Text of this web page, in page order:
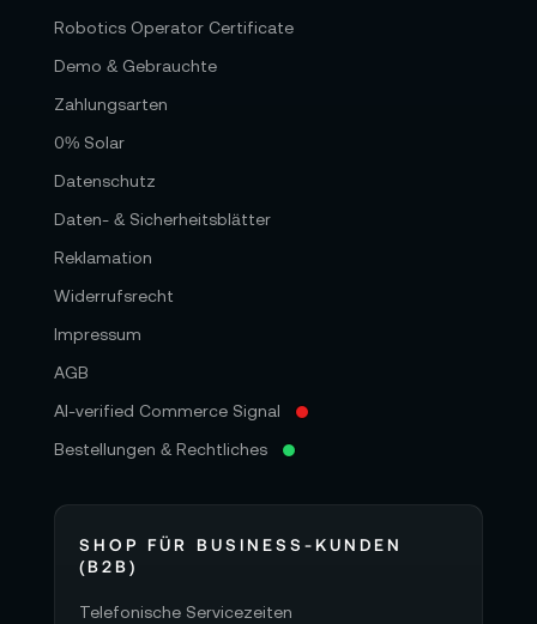
Robotics Operator Certificate
Demo & Gebrauchte
Zahlungsarten
0% Solar
Datenschutz
Daten- & Sicherheitsblätter
Reklamation
Widerrufsrecht
Impressum
AGB
AI-verified Commerce Signal
Bestellungen & Rechtliches
SHOP FÜR BUSINESS-KUNDEN
(B2B)
Telefonische Servicezeiten